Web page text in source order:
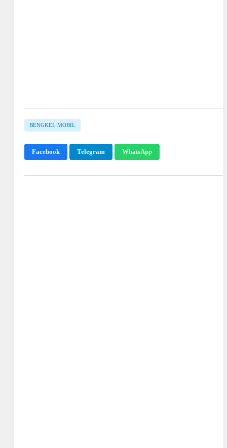
BENGKEL MOBIL
Facebook Telegram WhatsApp